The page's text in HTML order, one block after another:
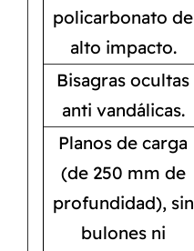
policarbonato de
alto impacto.
Bisagras ocultas
anti vandálicas.
Planos de carga
(de 250 mm de
profundidad), sin
bulones ni